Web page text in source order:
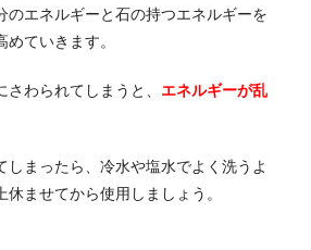
のエネルギーと石の持つエネルギーを
ていきます。
わられてしまうと、 エネルギーが乱
しまったら、冷水や塩水でよく洗うよ
休ませてから使用しましょう。